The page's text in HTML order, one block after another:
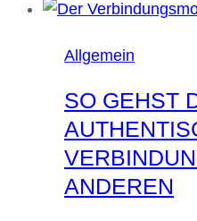
Allgemein
SO GEHST
ANDEREN